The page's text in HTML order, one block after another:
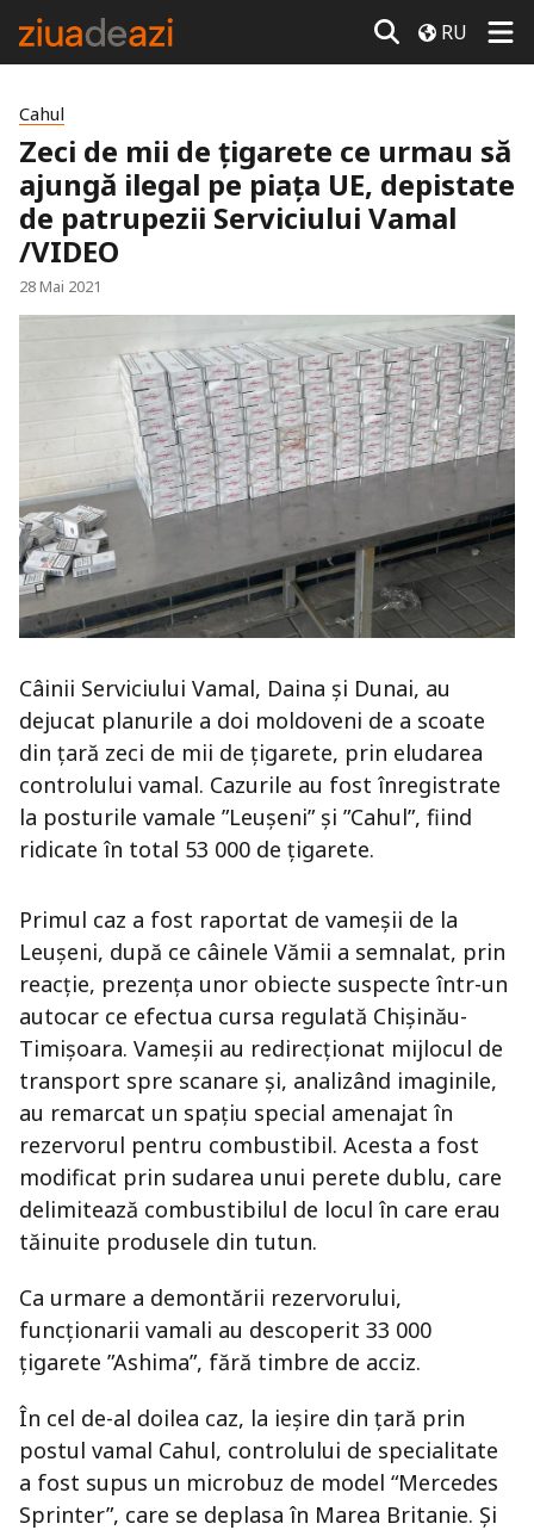
RU
Cahul
Zeci de mii de țigarete ce urmau să
ajungă ilegal pe piața UE, depistate
de patrupezii Serviciului Vamal
/VIDEO
28 Mai 2021
Câinii Serviciului Vamal, Daina și Dunai, au
dejucat planurile a doi moldoveni de a scoate
din țară zeci de mii de țigarete, prin eludarea
controlului vamal. Cazurile au fost înregistrate
la posturile vamale ”Leușeni” și ”Cahul”, fiind
ridicate în total 53 000 de țigarete.
Primul caz a fost raportat de vameșii de la
Leușeni, după ce câinele Vămii a semnalat, prin
reacție, prezența unor obiecte suspecte într-un
autocar ce efectua cursa regulată Chișinău-
Timișoara. Vameșii au redirecționat mijlocul de
transport spre scanare și, analizând imaginile,
au remarcat un spațiu special amenajat în
rezervorul pentru combustibil. Acesta a fost
modificat prin sudarea unui perete dublu, care
delimitează combustibilul de locul în care erau
tăinuite produsele din tutun.
Ca urmare a demontării rezervorului,
funcționarii vamali au descoperit 33 000
țigarete ”Ashima”, fără timbre de acciz.
În cel de-al doilea caz, la ieșire din țară prin
postul vamal Cahul, controlului de specialitate
a fost supus un microbuz de model “Mercedes
Sprinter”, care se deplasa în Marea Britanie. Și